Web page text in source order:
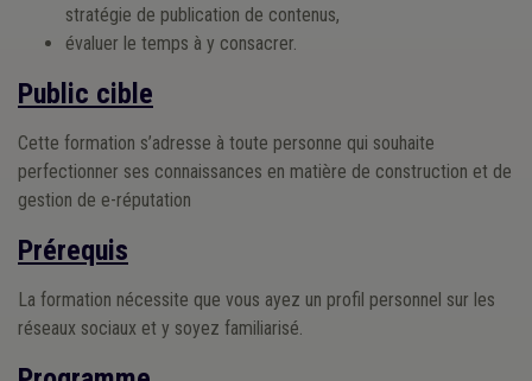
stratégie de publication de contenus,
évaluer le temps à y consacrer.
Public cible
Cette formation s’adresse à toute personne qui souhaite
perfectionner ses connaissances en matière de construction et de
gestion de e-réputation
Prérequis
La formation nécessite que vous ayez un profil personnel sur les
réseaux sociaux et y soyez familiarisé.